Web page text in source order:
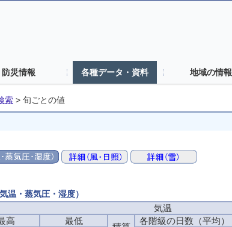
防災情報 各種データ・資料 地域の情報
索 > 旬ごとの値
・蒸気圧・湿度）
気温
高 最低 各階級の日数（平均）